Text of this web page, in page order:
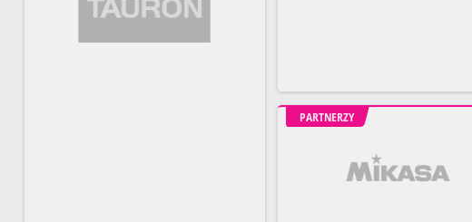
PARTNERZY